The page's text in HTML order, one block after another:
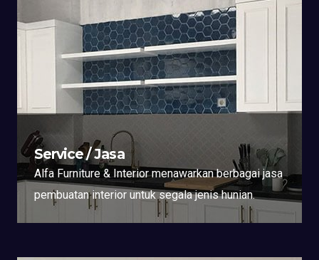
Service / Jasa
Alfa Furniture & Interior menawarkan berbagai jasa
pembuatan interior untuk segala jenis hunian.